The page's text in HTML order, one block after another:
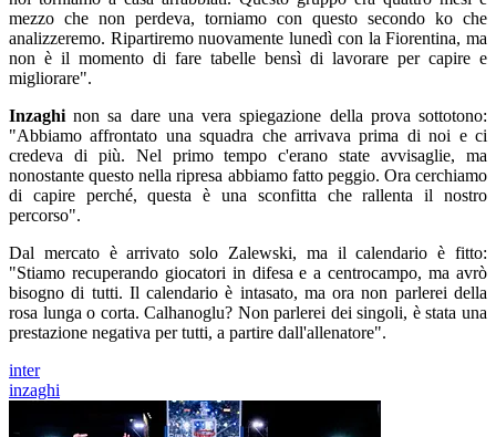
mezzo che non perdeva, torniamo con questo secondo ko che
analizzeremo. Ripartiremo nuovamente lunedì con la Fiorentina, ma
non è il momento di fare tabelle bensì di lavorare per capire e
migliorare".
Inzaghinon sa dare una vera spiegazione della prova sottotono:
"Abbiamo affrontato una squadra che arrivava prima di noi e ci
credeva di più. Nel primo tempo c'erano state avvisaglie, ma
nonostante questo nella ripresa abbiamo fatto peggio. Ora cerchiamo
di capire perché, questa è una sconfitta che rallenta il nostro
percorso".
Dal mercato è arrivato solo Zalewski, ma il calendario è fitto:
"Stiamo recuperando giocatori in difesa e a centrocampo, ma avrò
bisogno di tutti. Il calendario è intasato, ma ora non parlerei della
rosa lunga o corta. Calhanoglu? Non parlerei dei singoli, è stata una
prestazione negativa per tutti, a partire dall'allenatore".
inter
inzaghi